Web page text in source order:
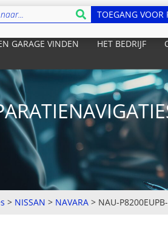
TOEGANG VOOR
GARAGE VINDEN HET BEDRIJF
> NISSAN > NAVARA > NAU-